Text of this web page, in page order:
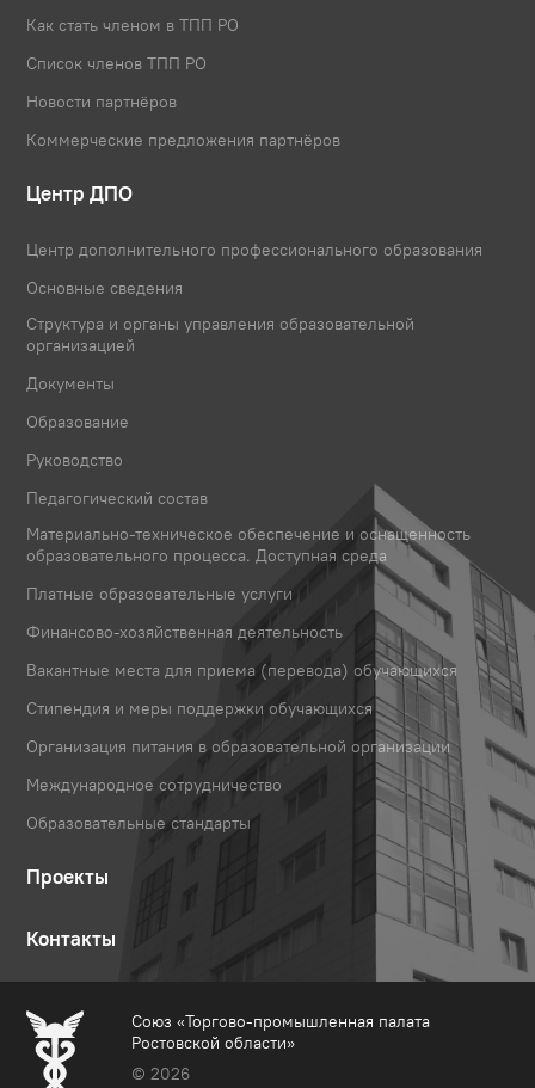
Как стать членом в ТПП РО
Список членов ТПП РО
Новости партнёров
Коммерческие предложения партнёров
Центр ДПО
Центр дополнительного профессионального образования
Основные сведения
Структура и органы управления образовательной
организацией
Документы
Образование
Руководство
Педагогический состав
Материально-техническое обеспечение и оснащенность
образовательного процесса. Доступная среда
Платные образовательные услуги
Финансово-хозяйственная деятельность
Вакантные места для приема (перевода) обучающихся
Стипендия и меры поддержки обучающихся
Организация питания в образовательной организации
Международное сотрудничество
Образовательные стандарты
Проекты
Контакты
Союз «Торгово-промышленная палата
Ростовской области»
© 2026